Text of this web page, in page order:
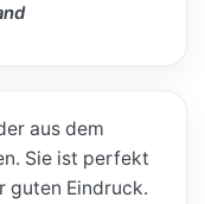
aus dem
Sie ist perfekt
guten Eindruck.